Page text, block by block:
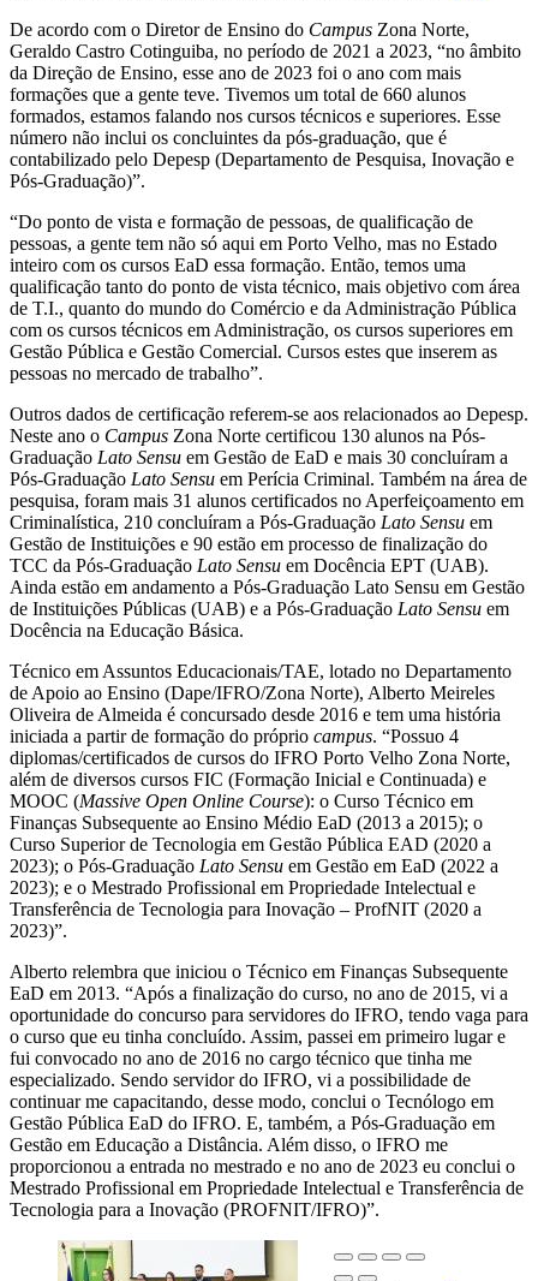
De acordo com o Diretor de Ensino do Campus Zona Norte,
Geraldo Castro Cotinguiba, no período de 2021 a 2023, “no âmbito
da Direção de Ensino, esse ano de 2023 foi o ano com mais
formações que a gente teve. Tivemos um total de 660 alunos
formados, estamos falando nos cursos técnicos e superiores. Esse
número não inclui os concluintes da pós-graduação, que é
contabilizado pelo Depesp (Departamento de Pesquisa, Inovação e
Pós-Graduação)”.
“Do ponto de vista e formação de pessoas, de qualificação de
pessoas, a gente tem não só aqui em Porto Velho, mas no Estado
inteiro com os cursos EaD essa formação. Então, temos uma
qualificação tanto do ponto de vista técnico, mais objetivo com área
de T.I., quanto do mundo do Comércio e da Administração Pública
com os cursos técnicos em Administração, os cursos superiores em
Gestão Pública e Gestão Comercial. Cursos estes que inserem as
pessoas no mercado de trabalho”.
Outros dados de certificação referem-se aos relacionados ao Depesp.
Neste ano o Campus Zona Norte certificou 130 alunos na Pós-
Graduação Lato Sensu em Gestão de EaD e mais 30 concluíram a
Pós-Graduação Lato Sensu em Perícia Criminal. Também na área de
pesquisa, foram mais 31 alunos certificados no Aperfeiçoamento em
Criminalística, 210 concluíram a Pós-Graduação Lato Sensu em
Gestão de Instituições e 90 estão em processo de finalização do
TCC da Pós-Graduação Lato Sensu em Docência EPT (UAB).
Ainda estão em andamento a Pós-Graduação Lato Sensu em Gestão
de Instituições Públicas (UAB) e a Pós-Graduação Lato Sensu em
Docência na Educação Básica.
Técnico em Assuntos Educacionais/TAE, lotado no Departamento
de Apoio ao Ensino (Dape/IFRO/Zona Norte), Alberto Meireles
Oliveira de Almeida é concursado desde 2016 e tem uma história
iniciada a partir de formação do próprio campus. “Possuo 4
diplomas/certificados de cursos do IFRO Porto Velho Zona Norte,
além de diversos cursos FIC (Formação Inicial e Continuada) e
MOOC (Massive Open Online Course): o Curso Técnico em
Finanças Subsequente ao Ensino Médio EaD (2013 a 2015); o
Curso Superior de Tecnologia em Gestão Pública EAD (2020 a
2023); o Pós-Graduação Lato Sensu em Gestão em EaD (2022 a
2023); e o Mestrado Profissional em Propriedade Intelectual e
Transferência de Tecnologia para Inovação – ProfNIT (2020 a
2023)”.
Alberto relembra que iniciou o Técnico em Finanças Subsequente
EaD em 2013. “Após a finalização do curso, no ano de 2015, vi a
oportunidade do concurso para servidores do IFRO, tendo vaga para
o curso que eu tinha concluído. Assim, passei em primeiro lugar e
fui convocado no ano de 2016 no cargo técnico que tinha me
especializado. Sendo servidor do IFRO, vi a possibilidade de
continuar me capacitando, desse modo, conclui o Tecnólogo em
Gestão Pública EaD do IFRO. E, também, a Pós-Graduação em
Gestão em Educação a Distância. Além disso, o IFRO me
proporcionou a entrada no mestrado e no ano de 2023 eu conclui o
Mestrado Profissional em Propriedade Intelectual e Transferência de
Tecnologia para a Inovação (PROFNIT/IFRO)”.